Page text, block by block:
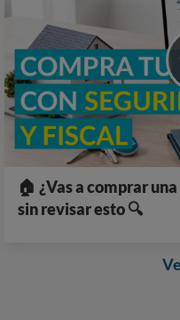
🏠 ¿Vas a comprar
sin revisar esto 🔍